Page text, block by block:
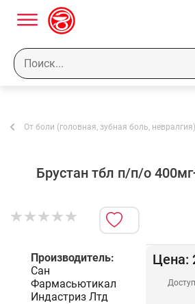
От боли (головная, зубная боль, невралгия)
Брустан тбл п/п/о
Производитель:
Сан
Фармасьютикал
Индастриз Лтд
Цена: